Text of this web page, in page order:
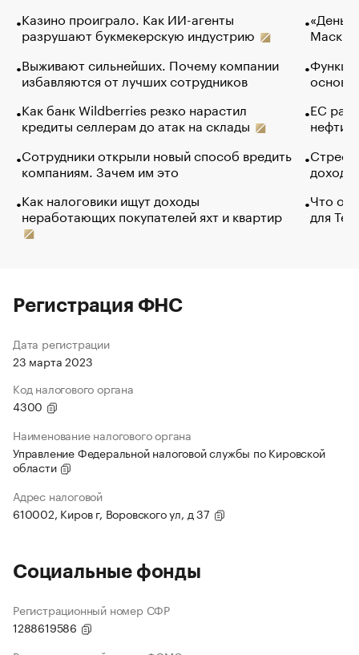
Казино проиграло. Как ИИ-агенты
разрушают букмекерскую индустрию
Выживают сильнейших. Почему компании
избавляются от лучших сотрудников
Как банк Wildberries резко нарастил
кредиты селлерам до атак на склады
Сотрудники открыли новый способ вредить
компаниям. Зачем им это
Как налоговики ищут доходы
неработающих покупателей яхт и квартир
Маск в
основ
ЕС
нефти
Что
для
Регистрация ФНС
Дата регистрации
23 марта 2023
Код налогового органа
4300
Наименование налогового органа
Управление Федеральной налоговой службы по Кировской
области
Адрес налоговой
610002, Киров г, Воровского ул, д 37
Социальные фонды
Регистрационный номер СФР
1288619586